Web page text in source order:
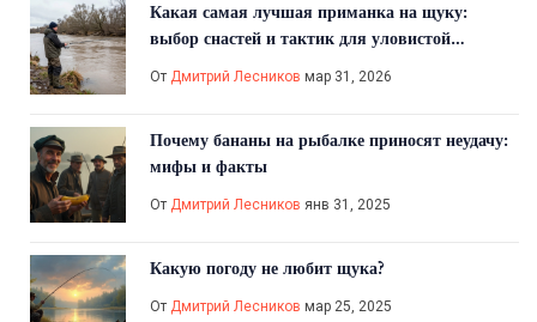
Какая самая лучшая приманка на щуку:
выбор снастей и тактик для уловистой
От Дмитрий Лесников мар 31, 2026
Почему бананы на рыбалке приносят неудачу:
мифы и факты
От Дмитрий Лесников янв 31, 2025
Какую погоду не любит щука?
От Дмитрий Лесников мар 25, 2025